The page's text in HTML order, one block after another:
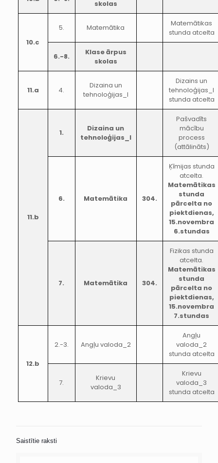
skolas
10.c
5. Matemātika
Matemātikas
stunda atcelta
6.-8.
Klase ārpus
skolas
11.a 4.
Dizaina un
tehnoloģijas_I
Dizains un
tehnoloģijas_I
stunda atcelta
11.b
1.
Dizaina un
tehnoloģijas_I
Pašvadīts
mācību
process
(attālināts)
6. Matemātika 304.
Ķīmijas stunda
atcelta.
Matemātikas
stunda
pārcelta no
piektdienas,
15.novembra
6.stundas
7. Matemātika 304.
Fizikas stunda
atcelta.
Matemātikas
stunda
pārcelta no
piektdienas,
15.novembra
7.stundas
12.b
2.-3. Angļu valoda_2
Angļu
valoda_2
stunda atcelta
7.
Krievu
valoda_3
Krievu
valoda_3
stunda atcelta
Saistītie raksti